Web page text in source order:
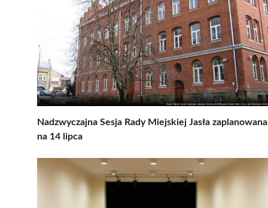
Nadzwyczajna Sesja Rady Miejskiej Jasła zaplanowana
na 14 lipca